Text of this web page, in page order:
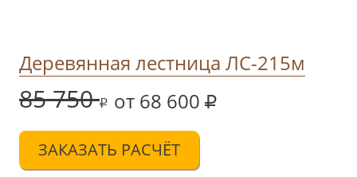
Деревянная лестница ЛС-215м
85 750 от 68 600
ЗАКАЗАТЬ РАСЧЁТ